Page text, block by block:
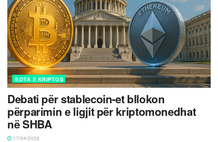
BOTA E KRIPTOS
Debati për stablecoin-et bllokon
përparimin e ligjit për kriptomonedhat
në SHBA
17/04/2026